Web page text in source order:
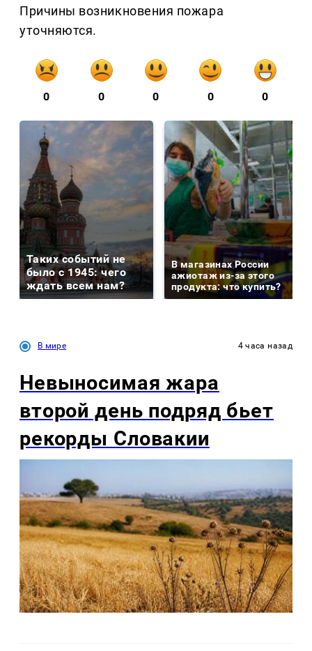
Причины возникновения пожара
уточняются.
0 0 0 0 0
Таких событий не
было с 1945: чего
ждать всем нам?
В магазинах России
ажиотаж из-за этого
продукта: что купить?
В мире 4 часа назад
Невыносимая жара
второй день подряд бьет
рекорды Словакии